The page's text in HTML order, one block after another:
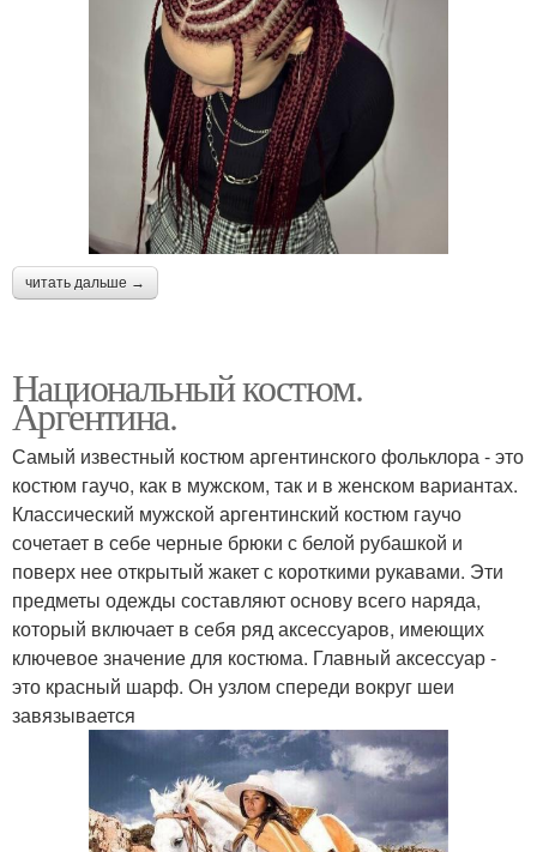
читать дальше →
Национальный костюм.
Аргентина.
Самый известный костюм аргентинского фольклора - это
костюм гаучо, как в мужском, так и в женском вариантах.
Классический мужской аргентинский костюм гаучо
сочетает в себе черные брюки с белой рубашкой и
поверх нее открытый жакет с короткими рукавами. Эти
предметы одежды составляют основу всего наряда,
который включает в себя ряд аксессуаров, имеющих
ключевое значение для костюма. Главный аксессуар -
это красный шарф. Он узлом спереди вокруг шеи
завязывается